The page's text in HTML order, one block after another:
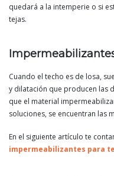
quedará a la intemperie o si
tejas.
Cuando el techo es de losa,
y dilatación que producen las
que el material
soluciones, se encuentran las
En el siguiente artículo te
impermeabilizantes para